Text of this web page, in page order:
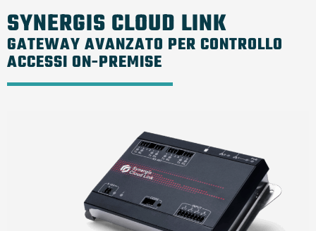
SYNERGIS CLOUD LINK
GATEWAY AVANZATO PER CONTROLLO
ACCESSI ON-PREMISE